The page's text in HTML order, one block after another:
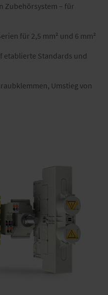
Zubehörsystem – für
für 2,5 mm² und 6 mm²​
etablierte Standards und
Umstieg von